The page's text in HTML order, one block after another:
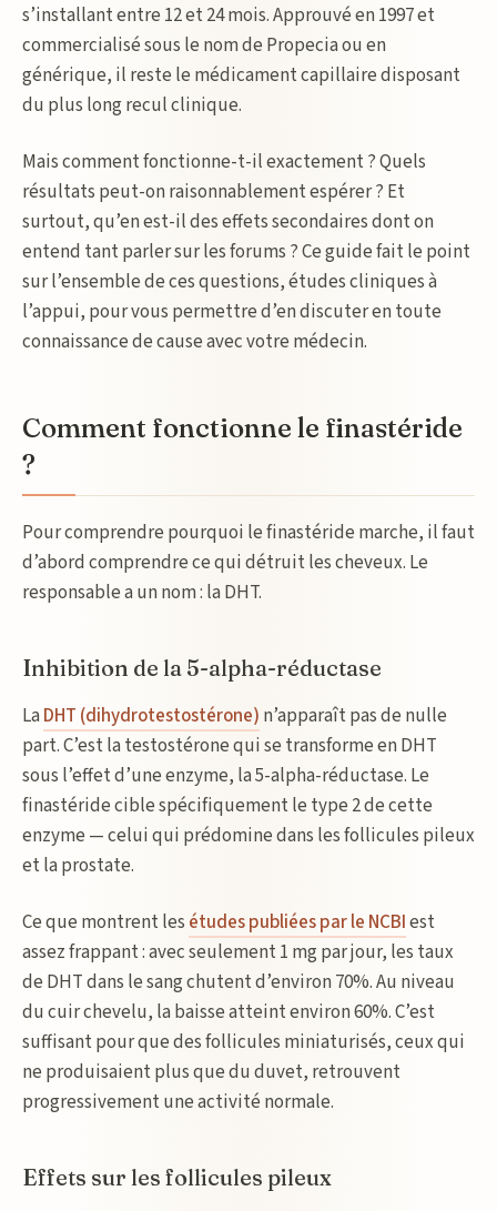
s’installant entre 12 et 24 mois. Approuvé en 1997 et
commercialisé sous le nom de Propecia ou en
générique, il reste le médicament capillaire disposant
du plus long recul clinique.
Mais comment fonctionne-t-il exactement ? Quels
résultats peut-on raisonnablement espérer ? Et
surtout, qu’en est-il des effets secondaires dont on
entend tant parler sur les forums ? Ce guide fait le point
sur l’ensemble de ces questions, études cliniques à
l’appui, pour vous permettre d’en discuter en toute
connaissance de cause avec votre médecin.
Comment fonctionne le finastéride
?
Pour comprendre pourquoi le finastéride marche, il faut
d’abord comprendre ce qui détruit les cheveux. Le
responsable a un nom : la DHT.
Inhibition de la 5-alpha-réductase
LaDHT (dihydrotestostérone) n’apparaît pas de nulle
part. C’est la testostérone qui se transforme en DHT
sous l’effet d’une enzyme, la 5-alpha-réductase. Le
finastéride cible spécifiquement le type 2 de cette
enzyme — celui qui prédomine dans les follicules pileux
et la prostate.
Ce que montrent les études publiées par le NCBIest
assez frappant : avec seulement 1 mg par jour, les taux
de DHT dans le sang chutent d’environ 70%. Au niveau
du cuir chevelu, la baisse atteint environ 60%. C’est
suffisant pour que des follicules miniaturisés, ceux qui
ne produisaient plus que du duvet, retrouvent
progressivement une activité normale.
Effets sur les follicules pileux